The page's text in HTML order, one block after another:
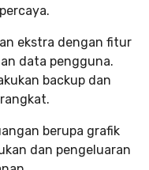
ekstra dengan fitur
data pengguna.
backup dan
berupa grafik
dan pengeluaran